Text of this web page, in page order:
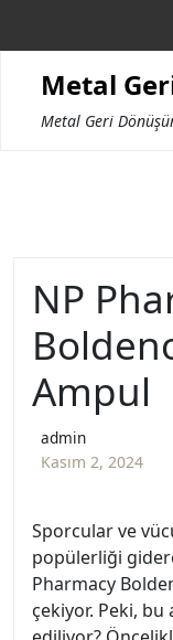
Metal
Metal Geri
NP
Ampul
admin
Kasım 2, 2024
Sporcular ve
popülerliği
Pharmacy
çekiyor. Peki,